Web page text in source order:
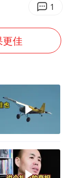
上半年国内手机销量TOP30出炉
健康中国
1
佳